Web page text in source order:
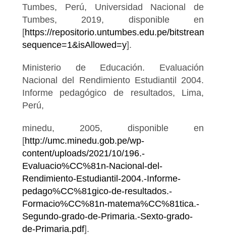
Tumbes, Perú, Universidad Nacional de
Tumbes, 2019, disponible en
[https://repositorio.untumbes.edu.pe/bitstream/
sequence=1&isAllowed=y].
Ministerio de Educación. Evaluación
Nacional del Rendimiento Estudiantil 2004.
Informe pedagógico de resultados, Lima,
Perú,
minedu, 2005, disponible en
[http://umc.minedu.gob.pe/wp-
content/uploads/2021/10/196.-
Evaluacio%CC%81n-Nacional-del-
Rendimiento-Estudiantil-2004.-Informe-
pedago%CC%81gico-de-resultados.-
Formacio%CC%81n-matema%CC%81tica.-
Segundo-grado-de-Primaria.-Sexto-grado-
de-Primaria.pdf].